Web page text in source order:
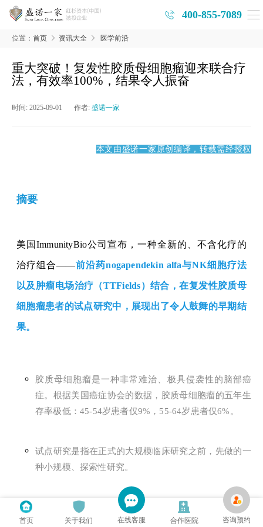
400-855-7089
位置： 首页 资讯大全 医学前沿
重大突破！复发性胶质母细胞瘤迎来联合疗
法，有效率100%，结果令人振奋
时间: 2025-09-01 作者: 盛诺一家
本文由盛诺一家原创编译，转载需经授权
摘要
美国ImmunityBio公司宣布，一种全新的、不含化疗的
治疗组合——前沿药nogapendekin alfa与NK细胞疗法
以及 肿瘤电场治疗 （TTFields）结合，在复发性胶质母
细胞瘤患者的试点研究中 ， 展现出了令人鼓舞的早期结
果。
胶质母细胞瘤是一种非常难治、极具侵袭性的脑部癌
症。根据美国癌症协会的数据，胶质母细胞瘤的五年生
存率极低： 45-54岁患者仅9%，55-64岁患者仅6%。
试点研究是指在正式的大规模临床研究之前，先做的一
种小规模、探索性研究。
关键结果
首页 关于我们 在线客服 合作医院 咨询预约